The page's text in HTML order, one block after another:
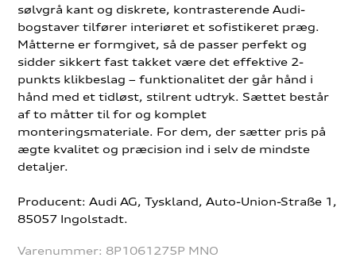
sølvgrå kant og diskrete, kontrasterende Audi-
bogstaver tilfører interiøret et sofistikeret præg.
Måtterne er formgivet, så de passer perfekt og
sidder sikkert fast takket være det effektive 2-
punkts klikbeslag – funktionalitet der går hånd i
hånd med et tidløst, stilrent udtryk. Sættet består
af to måtter til for og komplet
monteringsmateriale. For dem, der sætter pris på
ægte kvalitet og præcision ind i selv de mindste
detaljer.
Producent: Audi AG, Tyskland, Auto-Union-Straße 1,
85057 Ingolstadt.
Varenummer: 8P1061275P MNO